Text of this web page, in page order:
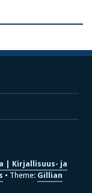
| Kirjallisuus- ja
Theme: Gillian